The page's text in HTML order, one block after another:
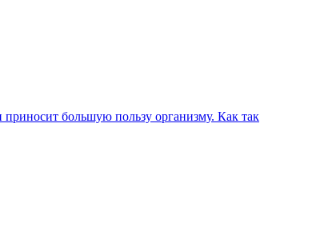
большую пользу организму. Как так